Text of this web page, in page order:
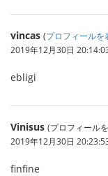
vincas (プロフィールを
2019年12月30日
ebligi
Vinisus (プロフィール
2019年12月30日
finfine